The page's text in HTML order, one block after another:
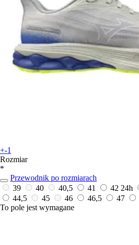
+-1
Rozmiar
*
Przewodnik po rozmiarach
39
40 40,5 41 42 24h
44,5
45 46 46,5 47
To pole jest wymagane